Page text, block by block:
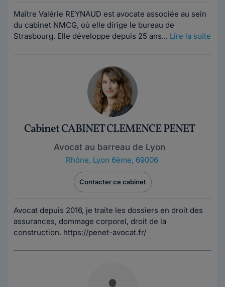
Maître Valérie REYNAUD est avocate associée au sein
du cabinet NMCG, où elle dirige le bureau de
Strasbourg. Elle développe depuis 25 ans... Lire la suite
Cabinet CABINET CLEMENCE PENET
Avocat au barreau de Lyon
Rhône, Lyon 6ème, 69006
Contacter ce cabinet
Avocat depuis 2016, je traite les dossiers en droit des
assurances, dommage corporel, droit de la
construction. https://penet-avocat.fr/